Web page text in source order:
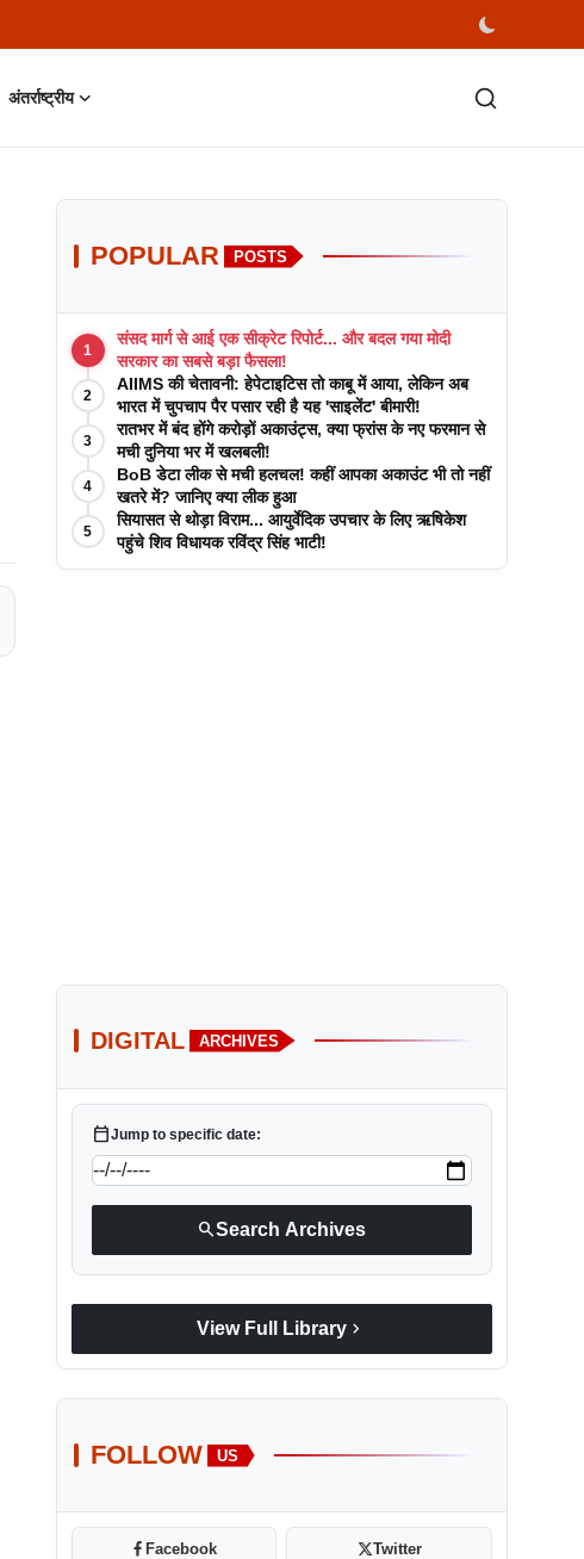
अंतर्राष्ट्रीय
POPULAR POSTS
1
संसद मार्ग से आई एक सीक्रेट रिपोर्ट... और बदल गया मोदी
सरकार का सबसे बड़ा फैसला!
2
AIIMS की चेतावनी: हेपेटाइटिस तो काबू में आया, लेकिन अब
भारत में चुपचाप पैर पसार रही है यह 'साइलेंट' बीमारी!
3
रातभर में बंद होंगे करोड़ों अकाउंट्स, क्या फ्रांस के नए फरमान से
मची दुनिया भर में खलबली!
4
BoB डेटा लीक से मची हलचल! कहीं आपका अकाउंट भी तो नहीं
खतरे में? जानिए क्या लीक हुआ
5
सियासत से थोड़ा विराम... आयुर्वेदिक उपचार के लिए ऋषिकेश
पहुंचे शिव विधायक रविंद्र सिंह भाटी!
DIGITAL ARCHIVES
calendar_todayJump to specific date:
searchSearch Archives
View Full Library chevron_right
FOLLOW US
Facebook Twitter